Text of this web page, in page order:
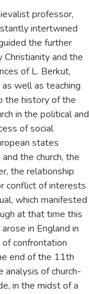
professor,
intertwined
the further
and the
of L. Berkut,
well as teaching
the history of the
in the political and
of social
states
the church, the
the relationship
conflict of interests
which manifested
at that time this
in England in
confrontation
end of the 11th
of church-
in the midst of a